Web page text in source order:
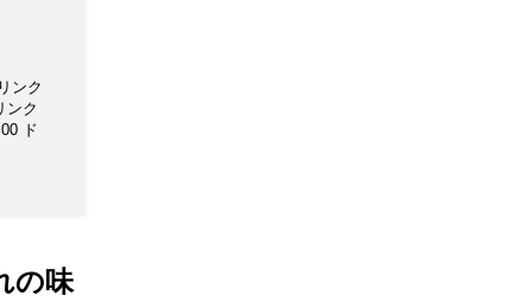
い
ンク
ンク
ド
の味